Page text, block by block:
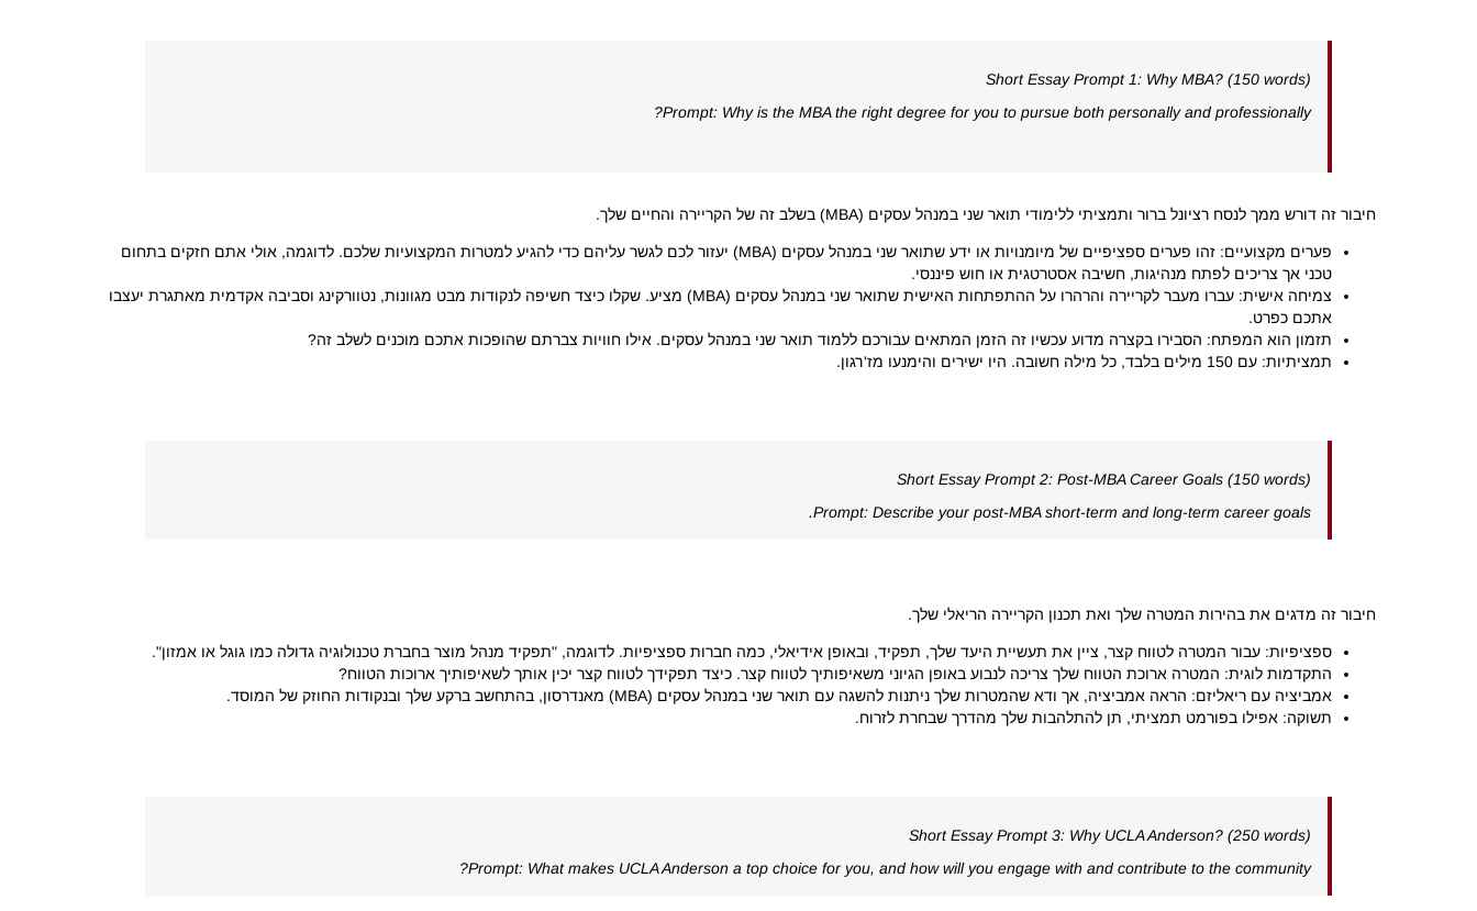
Short Essay Prompt 1: Why MBA? (150 words)
Prompt: Why is the MBA the right degree for you to pursue both personally and professionally?
חיבור זה דורש ממך לנסח רציונל ברור ותמציתי ללימודי תואר שני במנהל עסקים (MBA) בשלב זה של הקריירה והחיים שלך.
פערים מקצועיים: זהו פערים ספציפיים של מיומנויות או ידע שתואר שני במנהל עסקים (MBA) יעזור לכם לגשר עליהם כדי להגיע למטרות המקצועיות שלכם. לדוגמה, אולי אתם חזקים בתחום
טכני אך צריכים לפתח מנהיגות, חשיבה אסטרטגית או חוש פיננסי.
צמיחה אישית: עברו מעבר לקריירה והרהרו על ההתפתחות האישית שתואר שני במנהל עסקים (MBA) מציע. שקלו כיצד חשיפה לנקודות מבט מגוונות, נטוורקינג וסביבה אקדמית מאתגרת יעצבו
אתכם כפרט.
תזמון הוא המפתח: הסבירו בקצרה מדוע עכשיו זה הזמן המתאים עבורכם ללמוד תואר שני במנהל עסקים. אילו חוויות צברתם שהופכות אתכם מוכנים לשלב זה?
תמציתיות: עם 150 מילים בלבד, כל מילה חשובה. היו ישירים והימנעו מז'רגון.
Short Essay Prompt 2: Post-MBA Career Goals (150 words)
Prompt: Describe your post-MBA short-term and long-term career goals.
חיבור זה מדגים את בהירות המטרה שלך ואת תכנון הקריירה הריאלי שלך.
ספציפיות: עבור המטרה לטווח קצר, ציין את תעשיית היעד שלך, תפקיד, ובאופן אידיאלי, כמה חברות ספציפיות. לדוגמה, "תפקיד מנהל מוצר בחברת טכנולוגיה גדולה כמו גוגל או אמזון".
התקדמות לוגית: המטרה ארוכת הטווח שלך צריכה לנבוע באופן הגיוני משאיפותיך לטווח קצר. כיצד תפקידך לטווח קצר יכין אותך לשאיפותיך ארוכות הטווח?
אמביציה עם ריאליזם: הראה אמביציה, אך ודא שהמטרות שלך ניתנות להשגה עם תואר שני במנהל עסקים (MBA) מאנדרסון, בהתחשב ברקע שלך ובנקודות החוזק של המוסד.
תשוקה: אפילו בפורמט תמציתי, תן להתלהבות שלך מהדרך שבחרת לזרוח.
Short Essay Prompt 3: Why UCLA Anderson? (250 words)
Prompt: What makes UCLA Anderson a top choice for you, and how will you engage with and contribute to the community?